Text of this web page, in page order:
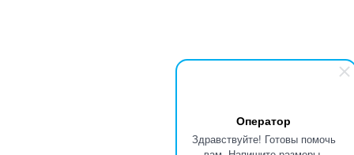
Оператор
Здравствуйте! Готовы помочь